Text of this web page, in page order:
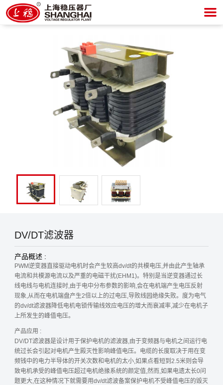
DV/DT滤波器
产品概述 :
PWM逆变器直接驱动电机时会产生较高dv/dt的共模电压,并由此产生轴承
电流和共模源电流以及严重的电磁干扰(EHM1)。特别是当逆变器通过长
线电线与电机连接时,由于电中分布参数的影响,会在电机端产生电压反射
现象,从而在电机端盘产生2倍以上的过电压,导败线园绝缘失败。度为电气
的dv/dt滤波器降低电机电锁传输线效应电压的增大而衰减率,减少在电机子
上所发生的峰值电压。
产品应用 :
DV/DT滤波器是设计用于保护电机的滤波器,由于变频器与电机之间运行电
统过长会引起对电机产生殿灭性影响峰值电压。电缆的长度取决于用在变
频钱中的电力半导体的开关次数和电机的太小,如果点看短到2.5米则会导
致电机承受的峰值电压超过电机绝掾系统的颜定值,然而,如果电遗太长0问
题更大,在这种情况下就需要用dv/dt滤波备案保护电机不受峰值电压的毁灭